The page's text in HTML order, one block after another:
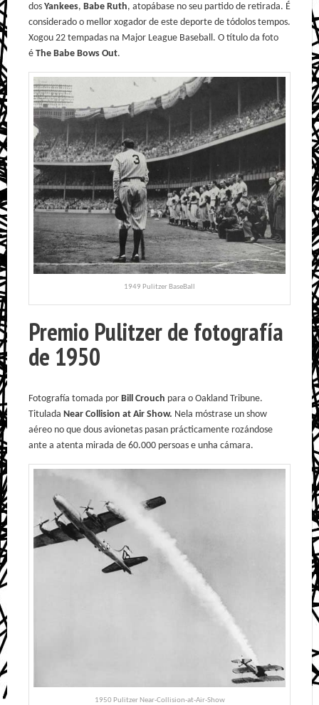
dos Yankees, Babe Ruth, atopábase no seu partido de retirada. É
considerado o mellor xogador de este deporte de tódolos tempos.
Xogou 22 tempadas na Major League Baseball. O título da foto
é The Babe Bows Out.
1949 Pulitzer BaseBall
Premio Pulitzer de fotografía
de 1950
Fotografía tomada por Bill Crouch para o Oakland Tribune.
Titulada Near Collision at Air Show. Nela móstrase un show
aéreo no que dous avionetas pasan prácticamente rozándose
ante a atenta mirada de 60.000 persoas e unha cámara.
1950 Pulitzer Near-Collision-at-Air-Show